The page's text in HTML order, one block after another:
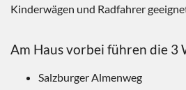
Kinderwägen und Radfahrer
Am Haus vorbei führen die 3
Salzburger Almenweg